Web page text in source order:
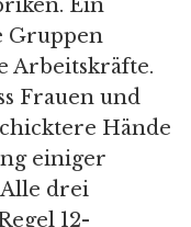
Ein
Gruppen
Arbeitskräfte.
Frauen und
Hände
einiger
drei
12-